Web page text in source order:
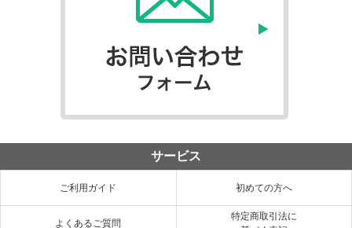
サービス
ご利用ガイド 初めての方へ
よくあるご質問
特定商取引法に